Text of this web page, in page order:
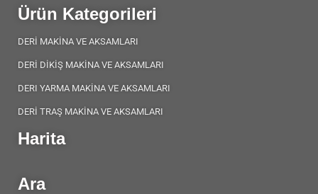
Ürün Kategorileri
DERİ MAKİNA VE AKSAMLARI
DERİ DİKİŞ MAKİNA VE AKSAMLARI
DERI YARMA MAKİNA VE AKSAMLARI
DERİ TRAŞ MAKİNA VE AKSAMLARI
Harita
Ara